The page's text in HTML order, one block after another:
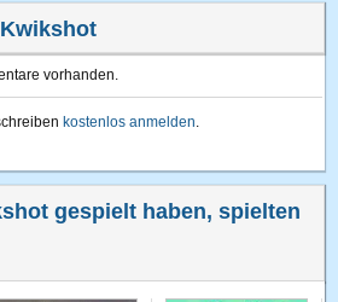
vorhanden.
kostenlos anmelden.
gespielt haben, spielten